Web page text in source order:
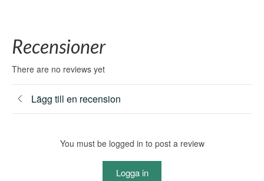
Recensioner
There are no reviews yet
Lägg till en recension
You must be logged in to post a review
Logga in